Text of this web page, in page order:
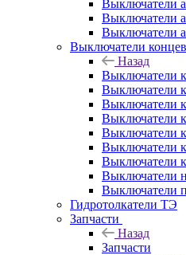
Выключатели
Выключатели
Выключатели
Выключатели
Назад
Выключатели
Выключатели
Выключатели
Выключатели
Выключатели
Выключатели
Выключатели
Выключатели
Выключатели
Гидротолкатели ТЭ
Запчасти
Назад
Запчасти